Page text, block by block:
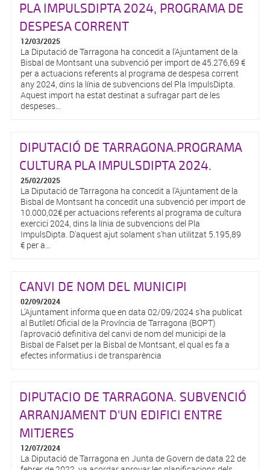
PLA IMPULSDIPTA 2024, PROGRAMA DE
DESPESA CORRENT
12/03/2025
La Diputació de Tarragona ha concedit a l'Ajuntament de la
Bisbal de Montsant una subvenció per import de 45.276,69 €
per a actuacions referents al programa de despesa corrent
any 2024, dins la línia de subvencions del Pla ImpulsDipta.
Aquest import ha estat destinat a sufragar part de les
despeses...
DIPUTACIÓ DE TARRAGONA.PROGRAMA
CULTURA PLA IMPULSDIPTA 2024.
25/02/2025
La Diputació de Tarragona ha concedit a l'Ajuntament de la
Bisbal de Montsant ha concedit una subvenció per import de
10.000,02€ per actuacions referents al programa de cultura
exercici 2024, dins la línia de subvencions del Pla
ImpulsDipta. D'aquest ajut solament s'han utilitzat 5.195,89
€ per a...
CANVI DE NOM DEL MUNICIPI
02/09/2024
L'Ajuntament informa que en data 02/09/2024 s'ha publicat
al Butlletí Oficial de la Província de Tarragona (BOPT)
l'aprovació definitiva del canvi de nom del municipi de la
Bisbal de Falset per la Bisbal de Montsant, el qual es fa a
efectes informatius i de transparència
DIPUTACIO DE TARRAGONA. SUBVENCIÓ
ARRANJAMENT D'UN EDIFICI ENTRE
MITJERES
12/07/2024
La Diputació de Tarragona en Junta de Govern de data 22 de